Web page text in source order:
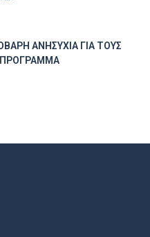
ΑΝΗΣΥΧΙΑ ΓΙΑ ΤΟΥΣ
ΠΡΟΓΡΑΜΜΑ